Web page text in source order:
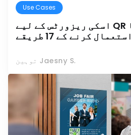
Use Cases
اسکی ریزورٹس کے لیے QR کوڈز: ان کا
استعمال کرنے کے 17 طریقے
توہین Jaesny S.